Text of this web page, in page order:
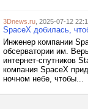
3Dnews.ru , 2025-07-12
SpaceX добилась,
Инженер компании
обсерватории им.
интернет-спутников
компания SpaceX
ночном небе, чтобы...